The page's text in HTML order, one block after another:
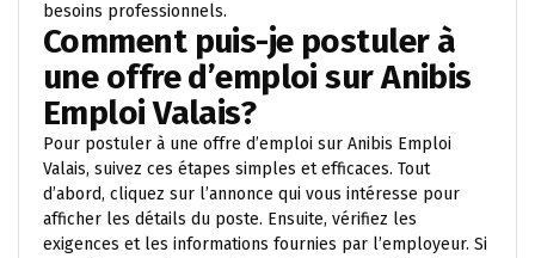
besoins professionnels.
Comment puis-je postuler à
une offre d’emploi sur Anibis
Emploi Valais?
Pour postuler à une offre d’emploi sur Anibis Emploi
Valais, suivez ces étapes simples et efficaces. Tout
d’abord, cliquez sur l’annonce qui vous intéresse pour
afficher les détails du poste. Ensuite, vérifiez les
exigences et les informations fournies par l’employeur. Si